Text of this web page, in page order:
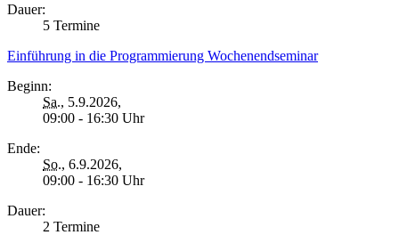
Dauer:
5 Termine
Einführung in die Programmierung Wochenendseminar
Beginn:
Sa., 5.9.2026,
09:00 - 16:30 Uhr
Ende:
So., 6.9.2026,
09:00 - 16:30 Uhr
Dauer:
2 Termine